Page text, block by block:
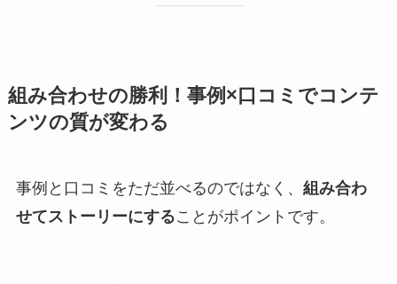
組み合わせの勝利！事例×口コミでコンテ
ンツの質が変わる
事例と口コミをただ並べるのではなく、 組み合わ
せてストーリーにすることがポイントです。